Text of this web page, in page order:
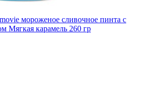
мороженое сливочное пинта с
Мягкая карамель 260 гр